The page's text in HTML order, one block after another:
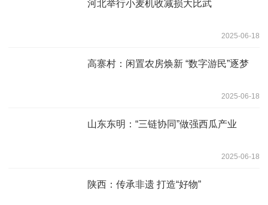
河北举行小麦机收减损大比武
2025-06-18
高寨村：闲置农房焕新 “数字游民”逐梦
2025-06-18
山东东明：“三链协同”做强西瓜产业
2025-06-18
陕西：传承非遗 打造“好物”